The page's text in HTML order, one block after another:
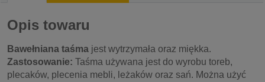
Opis towaru
Bawełniana taśma jest wytrzymała oraz miękka.
Zastosowanie: Taśma używana jest do wyrobu toreb,
plecaków, plecenia mebli, leżaków oraz sań. Można użyć